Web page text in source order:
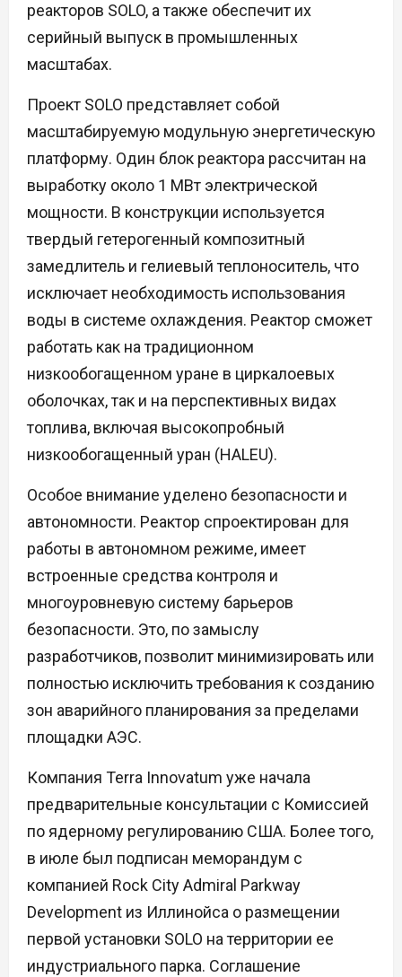
реакторов SOLO, а также обеспечит их
серийный выпуск в промышленных
масштабах.
Проект SOLO представляет собой
масштабируемую модульную энергетическую
платформу. Один блок реактора рассчитан на
выработку около 1 МВт электрической
мощности. В конструкции используется
твердый гетерогенный композитный
замедлитель и гелиевый теплоноситель, что
исключает необходимость использования
воды в системе охлаждения. Реактор сможет
работать как на традиционном
низкообогащенном уране в циркалоевых
оболочках, так и на перспективных видах
топлива, включая высокопробный
низкообогащенный уран (HALEU).
Особое внимание уделено безопасности и
автономности. Реактор спроектирован для
работы в автономном режиме, имеет
встроенные средства контроля и
многоуровневую систему барьеров
безопасности. Это, по замыслу
разработчиков, позволит минимизировать или
полностью исключить требования к созданию
зон аварийного планирования за пределами
площадки АЭС.
Компания Terra Innovatum уже начала
предварительные консультации с Комиссией
по ядерному регулированию США. Более того,
в июле был подписан меморандум с
компанией Rock City Admiral Parkway
Development из Иллинойса о размещении
первой установки SOLO на территории ее
индустриального парка. Соглашение